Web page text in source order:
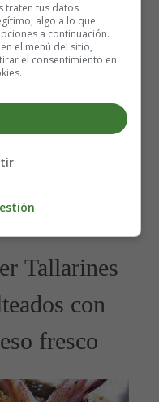
Croquetas de patata
y queso
Tallarines
con
fresco
traten tus datos
algo a lo que
a continuación.
el menú del sitio,
el consentimiento en